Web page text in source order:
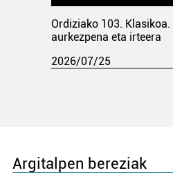
Ordiziako 103.
aurkezpena eta irteera
2026/07/25
Argitalpen bereziak